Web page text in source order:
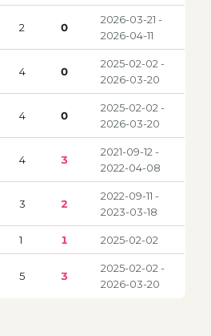
2 0
2026-03-21 -
2026-04-11
4 0
2025-02-02 -
2026-03-20
4 0
2025-02-02 -
2026-03-20
4 3
2021-09-12 -
2022-04-08
3 2
2022-09-11 -
2023-03-18
1 1 2025-02-02
5 3
2025-02-02 -
2026-03-20